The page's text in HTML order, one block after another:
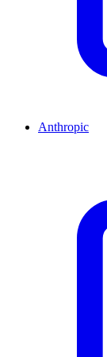
Anthropic